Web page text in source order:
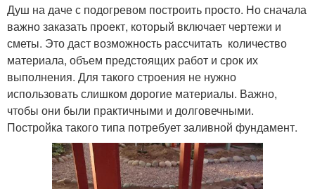
Душ на даче с подогревом построить просто. Но сначала
важно заказать проект, который включает чертежи и
сметы. Это даст возможность рассчитать количество
материала, объем предстоящих работ и срок их
выполнения. Для такого строения не нужно
использовать слишком дорогие материалы. Важно,
чтобы они были практичными и долговечными.
Постройка такого типа потребует заливной фундамент.